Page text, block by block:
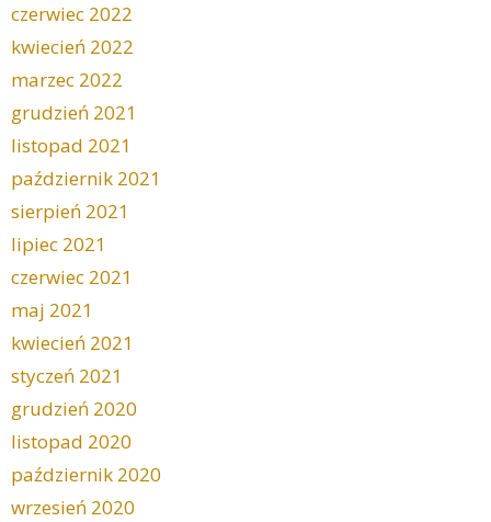
czerwiec 2022
kwiecień 2022
marzec 2022
grudzień 2021
listopad 2021
październik 2021
sierpień 2021
lipiec 2021
czerwiec 2021
maj 2021
kwiecień 2021
styczeń 2021
grudzień 2020
listopad 2020
październik 2020
wrzesień 2020